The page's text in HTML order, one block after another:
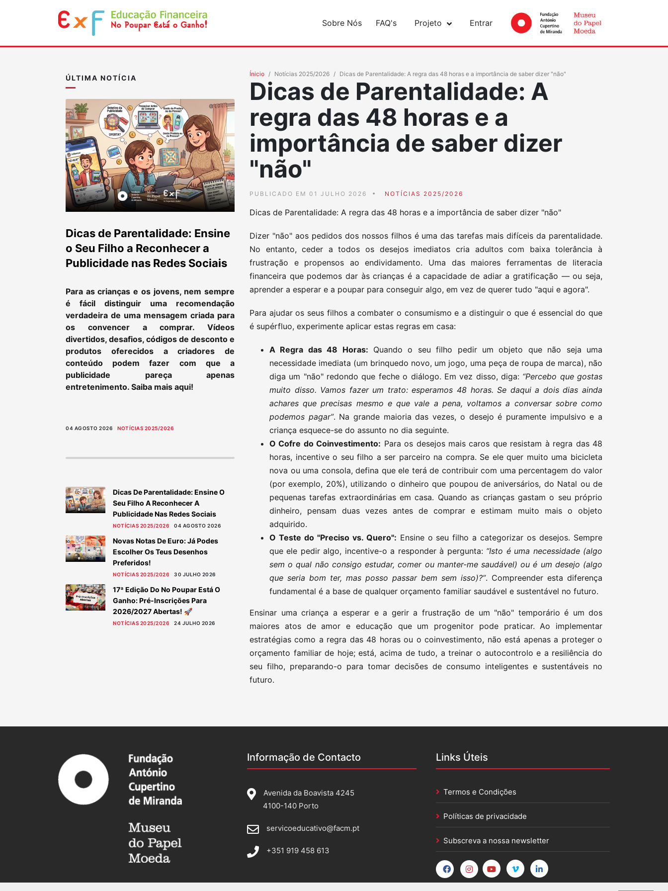
Sobre Nós FAQ's Projeto Entrar
ÚLTIMA NOTÍCIA
Dicas de Parentalidade: Ensine
o Seu Filho a Reconhecer a
Publicidade nas Redes Sociais
Para as crianças e os jovens, nem sempre
é fácil distinguir uma recomendação
verdadeira de uma mensagem criada para
os convencer a comprar. Vídeos
divertidos, desafios, códigos de desconto e
produtos oferecidos a criadores de
conteúdo podem fazer com que a
publicidade pareça apenas
entretenimento. Saiba mais aqui!
04 AGOSTO 2026 NOTÍCIAS 2025/2026
Dicas De Parentalidade: Ensine O
Seu Filho A Reconhecer A
Publicidade Nas Redes Sociais
NOTÍCIAS 2025/2026 04 AGOSTO 2026
Novas Notas De Euro: Já Podes
Escolher Os Teus Desenhos
Preferidos!
NOTÍCIAS 2025/2026 30 JULHO 2026
17ª Edição Do No Poupar Está O
Ganho: Pré-Inscrições Para
2026/2027 Abertas! 🚀
NOTÍCIAS 2025/2026 24 JULHO 2026
Ínicio Notícias 2025/2026 Dicas de Parentalidade: A regra das 48 horas e a importância de saber dizer "não"
Dicas de Parentalidade: A
regra das 48 horas e a
importância de saber dizer
"não"
PUBLICADO EM 01 JULHO 2026 NOTÍCIAS 2025/2026
Dicas de Parentalidade: A regra das 48 horas e a importância de saber dizer "não"
Dizer "não" aos pedidos dos nossos filhos é uma das tarefas mais difíceis da parentalidade.
No entanto, ceder a todos os desejos imediatos cria adultos com baixa tolerância à
frustração e propensos ao endividamento. Uma das maiores ferramentas de literacia
financeira que podemos dar às crianças é a capacidade de adiar a gratificação — ou seja,
aprender a esperar e a poupar para conseguir algo, em vez de querer tudo "aqui e agora".
Para ajudar os seus filhos a combater o consumismo e a distinguir o que é essencial do que
é supérfluo, experimente aplicar estas regras em casa:
A Regra das 48 Horas: Quando o seu filho pedir um objeto que não seja uma
necessidade imediata (um brinquedo novo, um jogo, uma peça de roupa de marca), não
diga um "não" redondo que feche o diálogo. Em vez disso, diga: “Percebo que gostas
muito disso. Vamos fazer um trato: esperamos 48 horas. Se daqui a dois dias ainda
achares que precisas mesmo e que vale a pena, voltamos a conversar sobre como
podemos pagar”. Na grande maioria das vezes, o desejo é puramente impulsivo e a
criança esquece-se do assunto no dia seguinte.
O Cofre do Coinvestimento: Para os desejos mais caros que resistam à regra das 48
horas, incentive o seu filho a ser parceiro na compra. Se ele quer muito uma bicicleta
nova ou uma consola, defina que ele terá de contribuir com uma percentagem do valor
(por exemplo, 20%), utilizando o dinheiro que poupou de aniversários, do Natal ou de
pequenas tarefas extraordinárias em casa. Quando as crianças gastam o seu próprio
dinheiro, pensam duas vezes antes de comprar e estimam muito mais o objeto
adquirido.
O Teste do "Preciso vs. Quero": Ensine o seu filho a categorizar os desejos. Sempre
que ele pedir algo, incentive-o a responder à pergunta: “Isto é uma necessidade (algo
sem o qual não consigo estudar, comer ou manter-me saudável) ou é um desejo (algo
que seria bom ter, mas posso passar bem sem isso)?”. Compreender esta diferença
fundamental é a base de qualquer orçamento familiar saudável e sustentável no futuro.
Ensinar uma criança a esperar e a gerir a frustração de um "não" temporário é um dos
maiores atos de amor e educação que um progenitor pode praticar. Ao implementar
estratégias como a regra das 48 horas ou o coinvestimento, não está apenas a proteger o
orçamento familiar de hoje; está, acima de tudo, a treinar o autocontrolo e a resiliência do
seu filho, preparando-o para tomar decisões de consumo inteligentes e sustentáveis no
futuro.
Informação de Contacto
Avenida da Boavista 4245
4100-140 Porto
servicoeducativo@facm.pt
+351 919 458 613
Links Úteis
Termos e Condições
Políticas de privacidade
Subscreva a nossa newsletter